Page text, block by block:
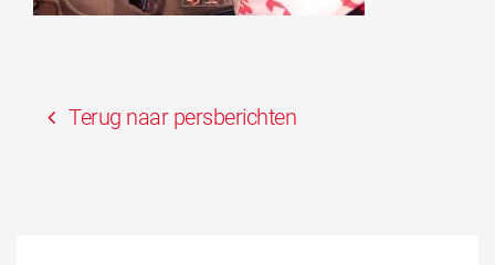
Terug naar persberichten